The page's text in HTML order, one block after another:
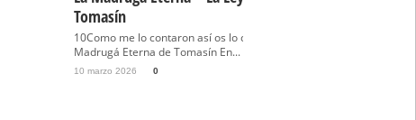
Tomasín
10Como me lo contaron así os lo cuento… La
Madrugá Eterna de Tomasín En...
10 marzo 2026 0